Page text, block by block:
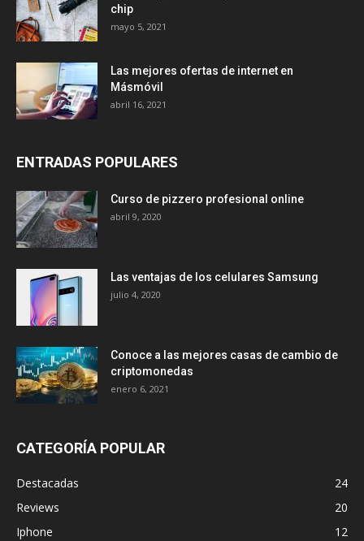
chip
mayo 5, 2021
Las mejores ofertas de internet en
Másmóvil
abril 16, 2021
ENTRADAS POPULARES
Curso de pizzero profesional online
abril 9, 2020
Las ventajas de los celulares Samsung
julio 4, 2020
Conoce a las mejores casas de cambio de
criptomonedas
enero 6, 2021
CATEGORÍA POPULAR
Destacadas
24
Reviews
20
Iphone
12